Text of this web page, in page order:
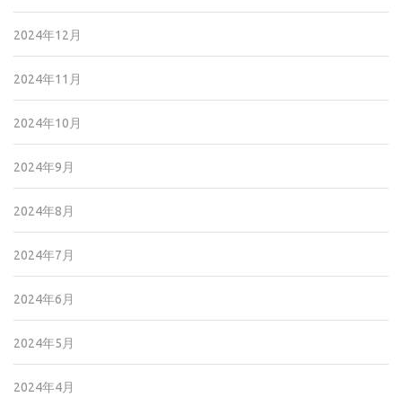
2024年12月
2024年11月
2024年10月
2024年9月
2024年8月
2024年7月
2024年6月
2024年5月
2024年4月